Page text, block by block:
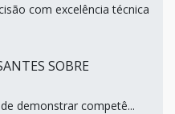
com excelência técnica
SOBRE
demonstrar competê...